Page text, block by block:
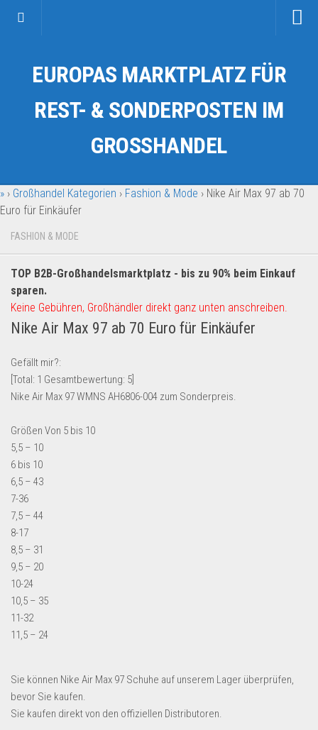
Kategorien
Auto & Motorrad
Fahrzeuge & Transport
Garten & Werkzeug
Geschäft, Büro & Schreibwaren
Geschenkartikel
Handy und Smartphone
Kosmetik & Pflege
Lebensmittel & Getränke
Multimedia & Elektro
Münzen
Schuhe & Accessoires
Sport & Freizeit
Uhren & Schmuck
Restposten-Angebote
Restposten für Privatpersonen
eBay Restposten kaufen
Dropshipping-Produkte
Grosshandel
Amazon
EUROPAS MARKTPLATZ FÜR
REST- & SONDERPOSTEN IM
GROSSHANDEL
» › Großhandel Kategorien › Fashion & Mode › Nike Air Max 97 ab 70
Euro für Einkäufer
FASHION & MODE
TOP B2B-Großhandelsmarktplatz - bis zu 90% beim Einkauf
sparen.
Keine Gebühren, Großhändler direkt ganz unten anschreiben.
Nike Air Max 97 ab 70 Euro für Einkäufer
Gefällt mir?:
[Total: 1 Gesamtbewertung: 5
Nike Air Max 97 WMNS AH6806-004 zum Sonderpreis.
Größen Von 5 bis 10
5,5 – 10
6 bis 10
6,5 – 43
7-36
7,5 – 44
8-17
8,5 – 31
9,5 – 20
10-24
10,5 – 35
11-32
11,5 – 24
Sie können Nike Air Max 97 Schuhe auf unserem Lager überprüfen,
bevor Sie kaufen.
Sie kaufen direkt von den offiziellen Distributoren.